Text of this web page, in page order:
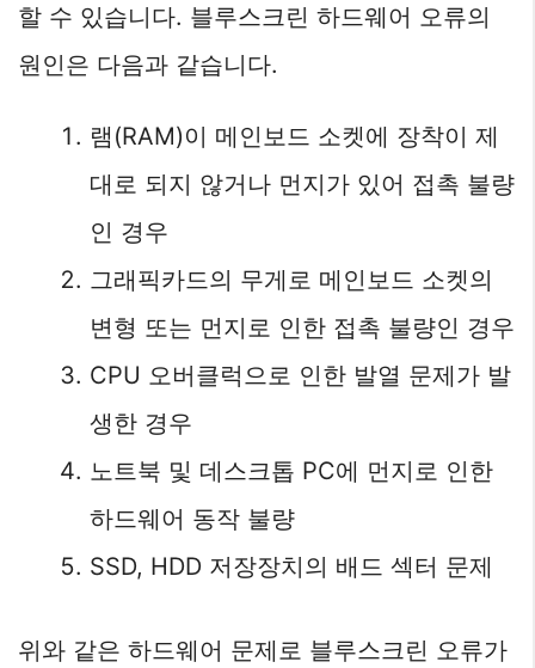
할 수 있습니다. 블루스크린 하드웨어 오류의
원인은 다음과 같습니다.
램(RAM)이 메인보드 소켓에 장착이 제
대로 되지 않거나 먼지가 있어 접촉 불량
인 경우
그래픽카드의 무게로 메인보드 소켓의
변형 또는 먼지로 인한 접촉 불량인 경우
CPU 오버클럭으로 인한 발열 문제가 발
생한 경우
노트북 및 데스크톱 PC에 먼지로 인한
하드웨어 동작 불량
SSD, HDD 저장장치의 배드 섹터 문제
위와 같은 하드웨어 문제로 블루스크린 오류가